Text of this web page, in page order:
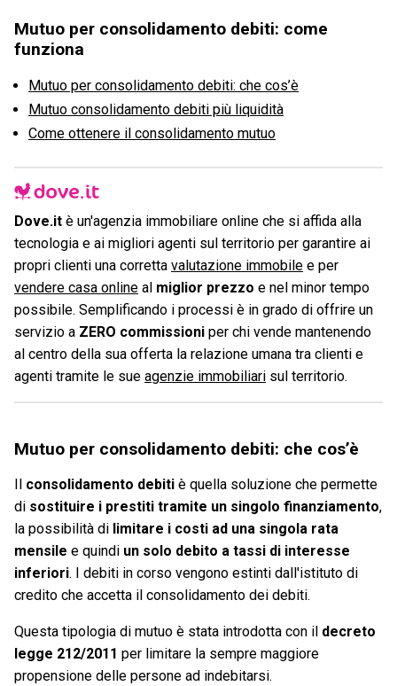
Mutuo per consolidamento debiti: come
funziona
Mutuo per consolidamento debiti: che cos’è
Mutuo consolidamento debiti più liquidità
Come ottenere il consolidamento mutuo
Dove.it è un'agenzia immobiliare online che si affida alla
tecnologia e ai migliori agenti sul territorio per garantire ai
propri clienti una corretta valutazione immobile e per
vendere casa online al miglior prezzo e nel minor tempo
possibile. Semplificando i processi è in grado di offrire un
servizio a ZERO commissioni per chi vende mantenendo
al centro della sua offerta la relazione umana tra clienti e
agenti tramite le sue agenzie immobiliari sul territorio.
Mutuo per consolidamento debiti: che cos’è
consolidamento debiti è quella soluzione che permette
di sostituire i prestiti tramite un singolo finanziamento,
la possibilità di limitare i costi ad una singola rata
mensile e quindi un solo debito a tassi di interesse
inferiori. I debiti in corso vengono estinti dall'istituto di
credito che accetta il consolidamento dei debiti.
Questa tipologia di mutuo è stata introdotta con il decreto
legge 212/2011 per limitare la sempre maggiore
propensione delle persone ad indebitarsi.